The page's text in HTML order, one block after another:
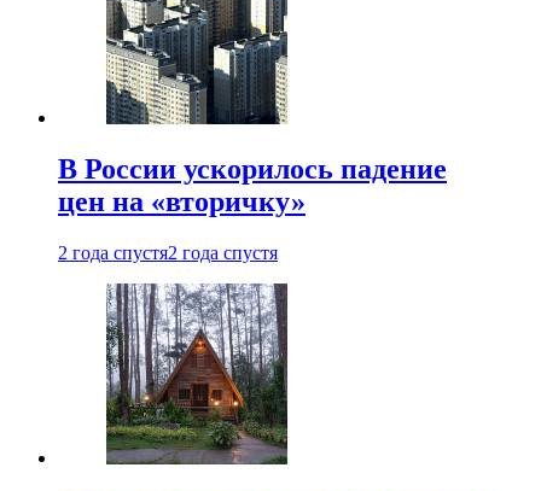
В России ускорилось падение
цен на «вторичку»
2 года спустя2 года спустя